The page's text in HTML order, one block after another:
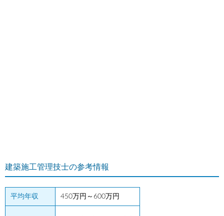
建築施工管理技士の参考情報
平均年収 450万円～600万円